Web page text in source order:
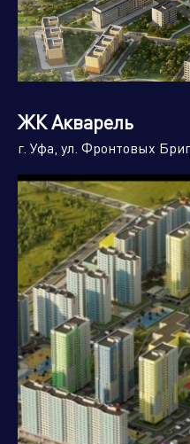
ЖК Акварель
г. Уфа, ул. Фронтовых